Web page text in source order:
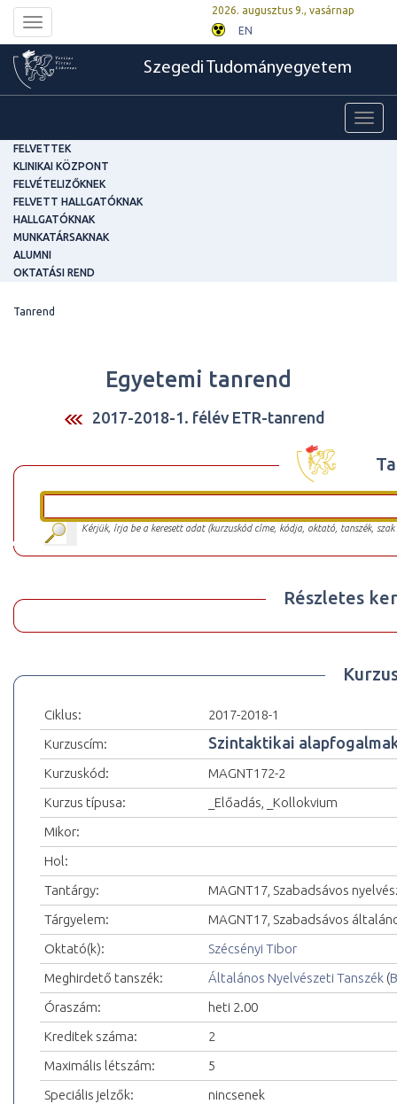
Toggle
navigation
2026. augusztus 9., vasárnap
EN
Szegedi Tudományegyetem
FELVETTEK
KLINIKAI KÖZPONT
FELVÉTELIZŐKNEK
FELVETT HALLGATÓKNAK
HALLGATÓKNAK
MUNKATÁRSAKNAK
ALUMNI
OKTATÁSI REND
Tanrend
Egyetemi tanrend
2017-2018-1. félév ETR-tanrend
Kérjük, írja be a keresett adat (kurzuskód címe, kódja, oktató, tanszék,
Részletes
Ciklus:
2017-2018-1
Kurzuscím:
Szintaktikai
Kurzuskód:
MAGNT172-2
Kurzus típusa:
_Előadás, _Kollokvium
Mikor:
Hol:
Tantárgy:
MAGNT17, Szabadsávos
Tárgyelem:
MAGNT17, Szabadsávos
Oktató(k):
Szécsényi Tibor
Meghirdető tanszék:
Általános Nyelvészeti Tanszék (
Óraszám:
heti 2.00
Kreditek száma:
2
Maximális létszám:
5
Speciális jelzők:
nincsenek